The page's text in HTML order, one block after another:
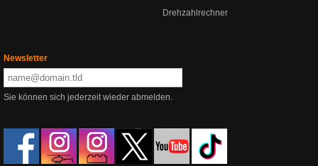
Drehzahlrechner
Newsletter
Sie können sich jederzeit wieder abmelden.